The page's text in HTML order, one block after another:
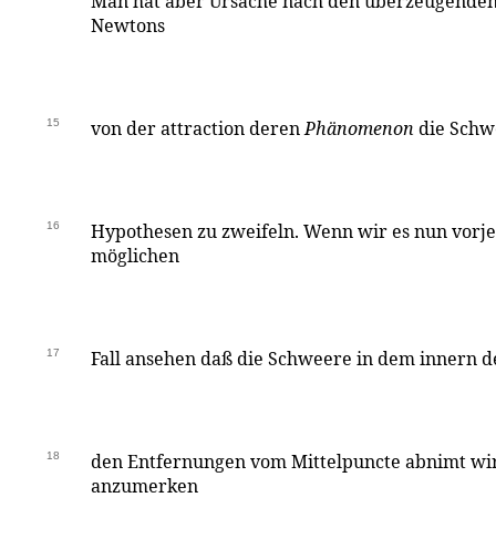
Newtons
15 von der attraction derenPhänomenon die
16
Hypothesen zu zweifeln. Wenn wir es nun
möglichen
17 Fall ansehen daß die Schweere in dem innern
18
den Entfernungen vom Mittelpuncte abnimt
anzumerken